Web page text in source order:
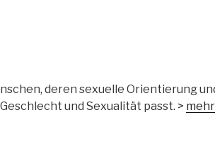
deren sexuelle Orientierung
und Sexualität passt. > mehr